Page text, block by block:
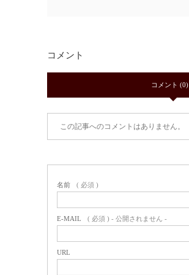
コメント
コメント (0)
この記事へのコメントはありません。
名前 ( 必須 )
E-MAIL ( 必須 ) - 公開されません -
URL